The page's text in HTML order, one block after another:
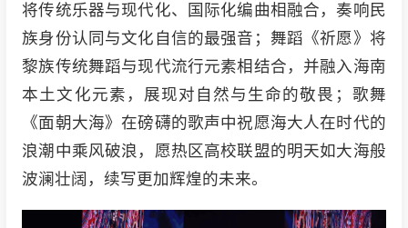
将传统乐器与现代化、国际化编曲相融合，奏响民
族身份认同与文化自信的最强音；舞蹈《祈愿》将
黎族传统舞蹈与现代流行元素相结合，并融入海南
本土文化元素，展现对自然与生命的敬畏；歌舞
《面朝大海》在磅礴的歌声中祝愿海大人在时代的
浪潮中乘风破浪，愿热区高校联盟的明天如大海般
波澜壮阔，续写更加辉煌的未来。